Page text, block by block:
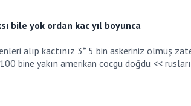
bile yok ordan kac yıl boyunca
alıp kactınız 3* 5 bin askeriniz ölmüş
bine yakın amerikan cocgu doğdu <<